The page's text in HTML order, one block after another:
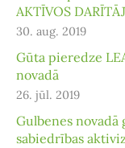
AKTĪVOS
30. aug. 2019
Gūta pieredze
novadā
26. jūl. 2019
Gulbenes
sabiedrības